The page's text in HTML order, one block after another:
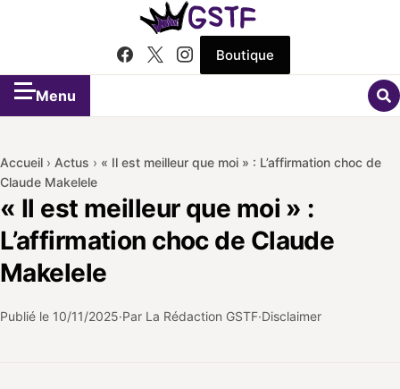
Boutique
Menu
Accueil › Actus › « Il est meilleur que moi » : L’affirmation choc de
Claude Makelele
« Il est meilleur que moi » :
L’affirmation choc de Claude
Makelele
Publié le 10/11/2025 Par La Rédaction GSTF Disclaimer